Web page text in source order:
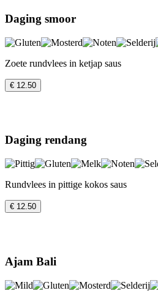
Daging smoor
Zoete rundvlees in ketjap saus
€ 12.50
Daging rendang
Rundvlees in pittige kokos saus
€ 12.50
Ajam Bali